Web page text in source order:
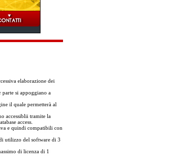
elaborazione dei
si appoggiano a
il quale permetterà al
accessiblii tramite la
access.
e quindi compatibili con
utilizzo del software di 3
di licenza di 1